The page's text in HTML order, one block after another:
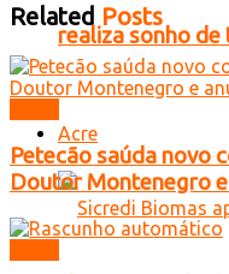
realiza sonho
Acre
Related Posts
Petecão saúda novo
Doutor Montenegro